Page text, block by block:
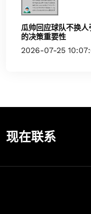
瓜帅回应球队不换
的决策重要性
2026-07-25
现在联系